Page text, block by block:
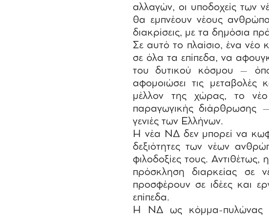
αλλαγών, οι υποδοχείς των
θα εμπνέουν νέους
διακρίσεις, με τα δημόσια
Σε αυτό το πλαίσιο, ένα νέο
σε όλα τα επίπεδα, να
του δυτικού κόσμου –
αφομοιώσει τις μεταβολές
μέλλον της χώρας, το
παραγωγικής διάρθρωσης –
γενιές των Ελλήνων.
Η νέα ΝΔ δεν μπορεί να
δεξιότητες των νέων
φιλοδοξίες τους. Αντιθέτως,
πρόσκληση διαρκείας σε
προσφέρουν σε ιδέες και
επίπεδα.
Η ΝΔ ως κόμμα-πυλώνας